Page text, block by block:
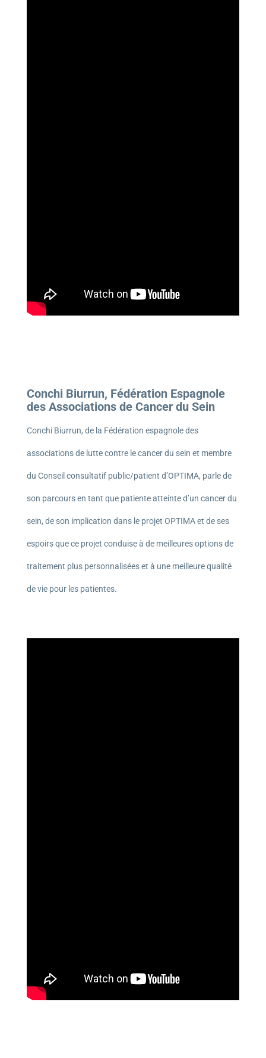
Conchi Biurrun, Fédération Espagnole
des Associations de Cancer du Sein
Conchi Biurrun, de la Fédération espagnole des
associations de lutte contre le cancer du sein et membre
du Conseil consultatif public/patient d’OPTIMA, parle de
son parcours en tant que patiente atteinte d’un cancer du
sein, de son implication dans le projet OPTIMA et de ses
espoirs que ce projet conduise à de meilleures options de
traitement plus personnalisées et à une meilleure qualité
de vie pour les patientes.